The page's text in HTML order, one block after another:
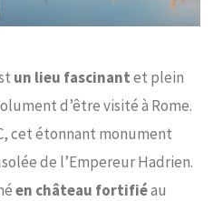
un lieu fascinantet plein
d’être visité à Rome.
cet étonnant monument
de l’Empereur Hadrien.
en château fortifiéau